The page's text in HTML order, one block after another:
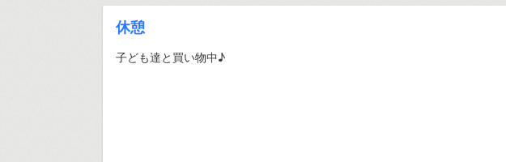
休憩
子ども達と買い物中♪